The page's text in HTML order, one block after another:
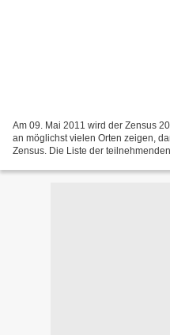
Am 09. Mai 2011 wird der Zensus
an möglichst vielen Orten zeigen,
Zensus. Die Liste der